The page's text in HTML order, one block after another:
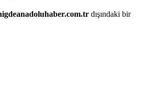
dışındaki bir